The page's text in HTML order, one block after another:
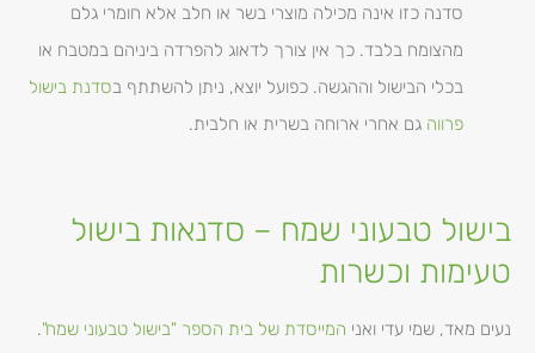
סדנה כזו אינה מכילה מוצרי בשר או חלב אלא חומרי גלם
מהצומח בלבד. כך אין צורך לדאוג להפרדה ביניהם במטבח או
בכלי הבישול וההגשה. כפועל יוצא, ניתן להשתתף בסדנת בישול
פרווה גם אחרי ארוחה בשרית או חלבית.
בישול טבעוני שמח – סדנאות בישול
טעימות וכשרות
נעים מאד, שמי עדי ואני המייסדת של בית הספר "בישול טבעוני שמח".